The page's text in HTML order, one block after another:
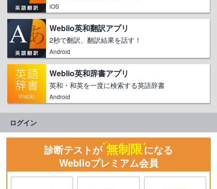
iOS
Weblio英和翻訳アプリ
2秒で翻訳、翻訳結果を話す！
Android
Weblio英和辞書アプリ
英和・和英を一度に検索する英語辞書
Android
ログイン
診断テストが 無制限になる
Weblioプレミアム会員